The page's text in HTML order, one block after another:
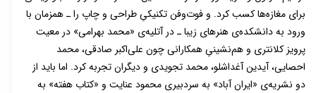
برای مغازه‌ها کسب کرد. و فوت‌و‌فن تکنیکیِ طراحی و چاپ را ـ همزمان با
ورود به دانشکده‌ی هنرهای زیبا ـ در آتلیه‌ی «محمد بهرامی» در معیت
پرویز کلانتری و هم‌نشینیِ همکارانی چون علی‌اکبر صادقی، محمد
احصایی، آیدین آغداشلو، محمد تجویدی و دیگران تجربه کرد. اما باید از
دو نشریه‌ی «ایران آباد» به سردبیری محمود عنایت و «کتاب هفته» به